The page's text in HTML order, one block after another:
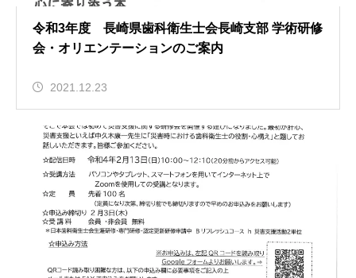
令和3年度 長崎県歯科衛生士会長崎支部 学術研修
会・オリエンテーションのご案内
2021.12.23